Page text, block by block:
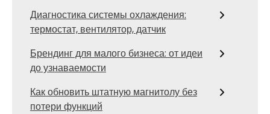
Диагностика системы охлаждения:
термостат, вентилятор, датчик
Брендинг для малого бизнеса: от идеи
до узнаваемости
Как обновить штатную магнитолу без
потери функций